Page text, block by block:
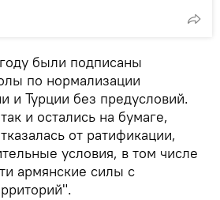
были подписаны
по нормализации
и Турции без предусловий.
и остались на бумаге,
от ратификации,
условия, в том числе
армянские силы с